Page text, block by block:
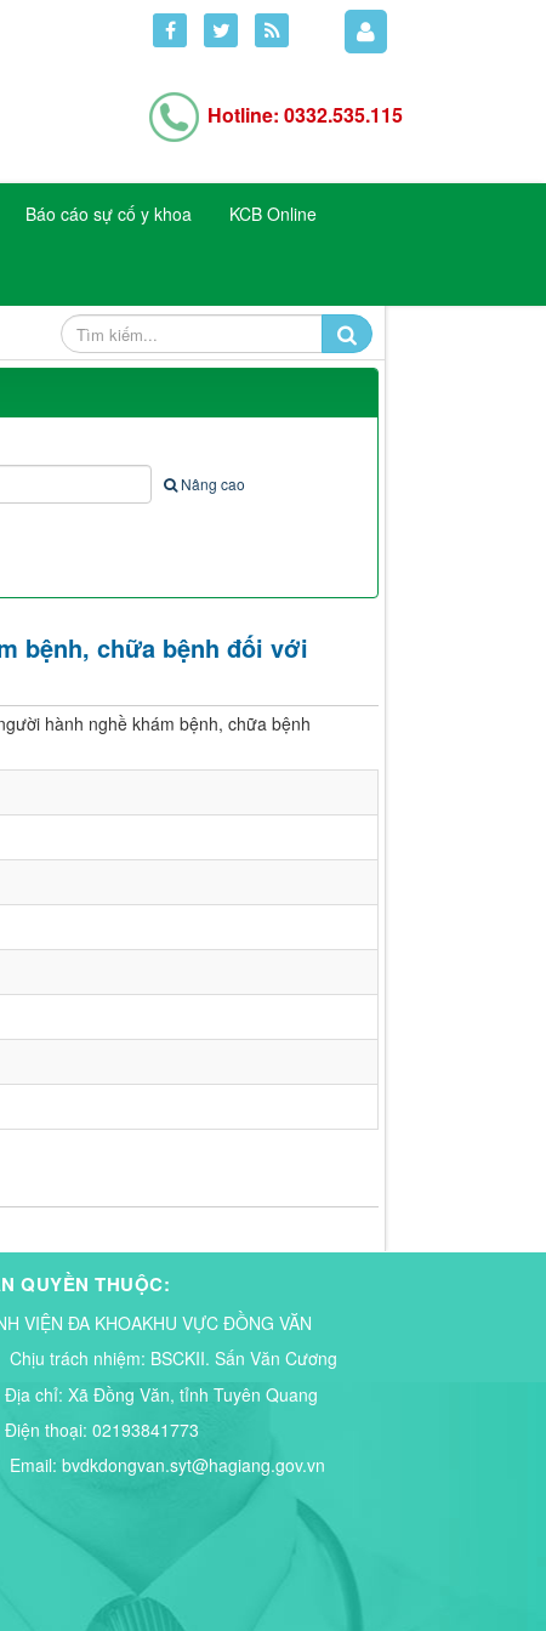
Hotline: 0332.535.115
Báo cáo sự cố y khoa KCB Online
Nâng cao
bệnh, chữa bệnh đối với
hành nghề khám bệnh, chữa bệnh
QUYỀN THUỘC:
VIỆN ĐA KHOAKHU VỰC ĐỒNG VĂN
Chịu trách nhiệm: BSCKII. Sấn Văn Cương
Địa chỉ: Xã Đồng Văn, tỉnh Tuyên Quang
Điện thoại: 02193841773
Email: bvdkdongvan.syt@hagiang.gov.vn